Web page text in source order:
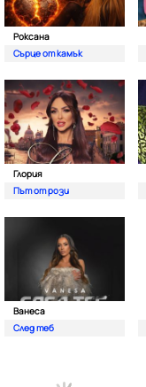
Роксана
Сърце от камък
Глория
Път от рози
Ванеса
След теб